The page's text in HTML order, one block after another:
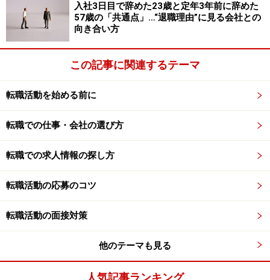
IT化の推進とAI活用、業務プロセス改革が
新卒の仕事を奪っていく？
大学で学んできたことと社会人として会社が求める知識
や経験との間に乖離が大きいのが、日本の大学教育の実
態であるという指摘がされて久しい。果たして日本の大
学教育は社会のニーズに合わせて改善できたのか、その
評価はここでは省略するが、入社数年は続く定型的な業
で今後は減らすことができるだろう。そうなれば、企業
も一括採用した新卒に対して多大なコストと労力をかけ
て行っている新入社員研修も不要になっていくのではな
いか。
に使えるスキルを習得した新卒人材を対象にして、人数
を絞って特定の職務向けに採用（ジョブ型雇用を導入）
入社3日目で辞めた23歳と定年3年前に辞めた
57歳の「共通点」…“退職理由”に見る会社との
向き合い方
この記事に関連するテーマ
転職活動を始める前に
転職での仕事・会社の選び方
転職での求人情報の探し方
転職活動の応募のコツ
転職活動の面接対策
他のテーマも見る
人気記事ランキング